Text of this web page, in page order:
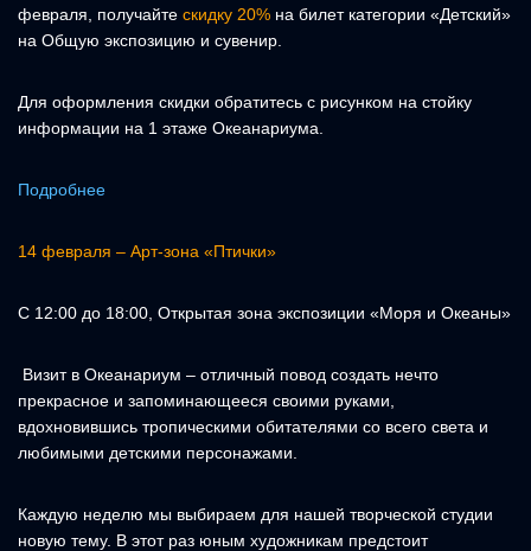
февраля, получайте скидку 20% на билет категории «Детский»
на Общую экспозицию и сувенир.
Для оформления скидки обратитесь с рисунком на стойку
информации на 1 этаже Океанариума.
Подробнее
14 февраля – Арт-зона «Птички»
С 12:00 до 18:00, Открытая зона экспозиции «Моря и Океаны»
Визит в Океанариум – отличный повод создать нечто
прекрасное и запоминающееся своими руками,
вдохновившись тропическими обитателями со всего света и
любимыми детскими персонажами.
Каждую неделю мы выбираем для нашей творческой студии
новую тему. В этот раз юным художникам предстоит